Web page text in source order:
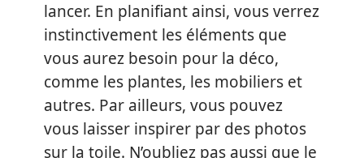
lancer. En planifiant ainsi, vous verrez
instinctivement les éléments que
vous aurez besoin pour la déco,
comme les plantes, les mobiliers et
autres. Par ailleurs, vous pouvez
vous laisser inspirer par des photos
sur la toile. N’oubliez pas aussi que le